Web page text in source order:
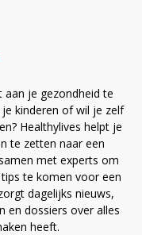
je gezondheid te
kinderen of wil je zelf
Healthylives helpt je
te zetten naar een
met experts om
te komen voor een
dagelijks nieuws,
en dossiers over alles
heeft.